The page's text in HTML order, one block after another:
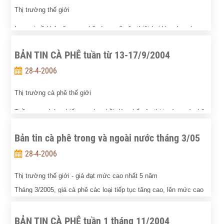
Thị trường thế giới
Lo ngại về khả năng cơn bão Ivan sẽ gây thiệt hại lớn cho các
thiện phần nào vào các ngày giao dịch cuối tuần.
BẢN TIN CÀ PHÊ tuần từ 13-17/9/2004
28-4-2006
Thị trường cà phê thế giới
Tuần qua, chứng kiến sự phục hồi đáng kể của thị trường cà phê
vì các nhân tố ảnh hưởng hầu như chỉ tác động tới nguồn cung
arabica.
Bản tin cà phê trong và ngoài nước tháng 3/05
28-4-2006
Thị trường thế giới - giá đạt mức cao nhất 5 năm
Tháng 3/2005, giá cà phê các loại tiếp tục tăng cao, lên mức cao
sút đáng kể ở Braxin và Việt Nam, trong khi đó nhu cầu mua cà
BẢN TIN CÀ PHÊ tuần 1 tháng 11/2004